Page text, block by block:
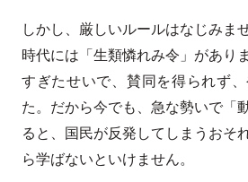
しかし、厳しいルールはなじみま
時代には「生類憐れみ令」があり
すぎたせいで、賛同を得られず
た。だから今でも、急な勢いで「
ると、国民が反発してしまうおそ
ら学ばないといけません。